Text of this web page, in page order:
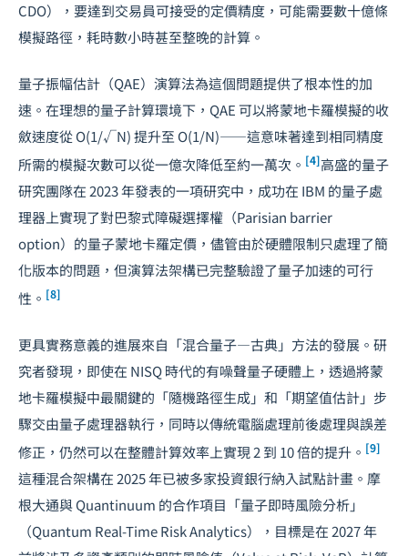
CDO），要達到交易員可接受的定價精度，可能需要數十億條
模擬路徑，耗時數小時甚至整晚的計算。
量子振幅估計（QAE）演算法為這個問題提供了根本性的加
速。在理想的量子計算環境下，QAE 可以將蒙地卡羅模擬的收
斂速度從 O(1/√N) 提升至 O(1/N)——這意味著達到相同精度
所需的模擬次數可以從一億次降低至約一萬次。 [4]高盛的量子
研究團隊在 2023 年發表的一項研究中，成功在 IBM 的量子處
理器上實現了對巴黎式障礙選擇權（Parisian barrier
option）的量子蒙地卡羅定價，儘管由於硬體限制只處理了簡
化版本的問題，但演算法架構已完整驗證了量子加速的可行
性。 [8]
更具實務意義的進展來自「混合量子—古典」方法的發展。研
究者發現，即使在 NISQ 時代的有噪聲量子硬體上，透過將蒙
地卡羅模擬中最關鍵的「隨機路徑生成」和「期望值估計」步
驟交由量子處理器執行，同時以傳統電腦處理前後處理與誤差
修正，仍然可以在整體計算效率上實現 2 到 10 倍的提升。 [9]
這種混合架構在 2025 年已被多家投資銀行納入試點計畫。摩
根大通與 Quantinuum 的合作項目「量子即時風險分析」
（Quantum Real-Time Risk Analytics），目標是在 2027 年